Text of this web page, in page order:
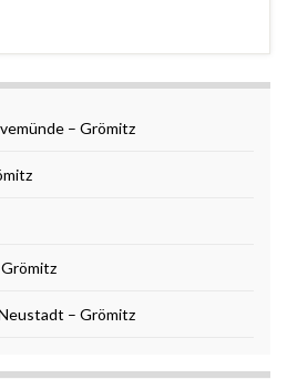
– Grömitz
– Grömitz